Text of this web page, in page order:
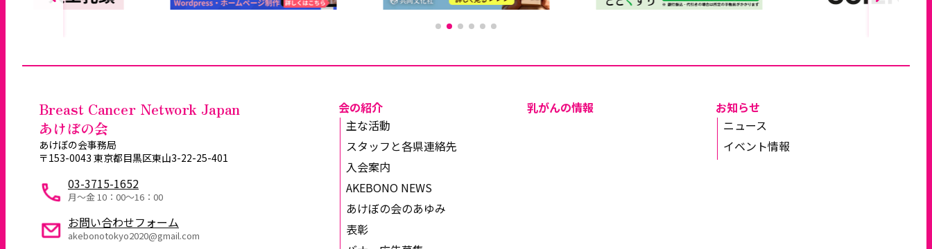
Breast Cancer Network Japan
あけぼの会
あけぼの会事務局
〒153-0043 東京都目黒区東山3-22-25-401
03-3715-1652
月～金 10：00〜16：00
お問い合わせフォーム
akebonotokyo2020@gmail.com
会の紹介
主な活動
スタッフと各県連絡先
入会案内
AKEBONO NEWS
あけぼの会のあゆみ
表彰
乳がんの情報
お知らせ
ニュース
イベント情報